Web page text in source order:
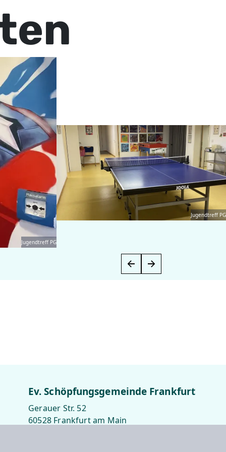
Jugendtreff PG
Jugendtreff PG
Ev. Schöpfungsgemeinde Frankfurt
Gerauer Str. 52
60528 Frankfurt am Main